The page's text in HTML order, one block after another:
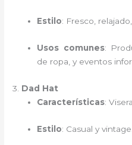
Estilo: Fresco,
Usos comunes:
de ropa, y eventos
3. Dad Hat
Características:
Estilo: Casual y vintage.